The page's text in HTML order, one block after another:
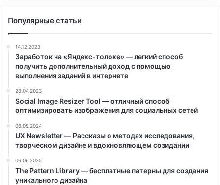
Популярные статьи
14.12.2023
Заработок на «Яндекс-толоке» — легкий способ
получить дополнительный доход с помощью
выполнения заданий в интернете
28.04.2023
Social Image Resizer Tool — отличный способ
оптимизировать изображения для социальных сетей
06.09.2024
UX Newsletter — Рассказы о методах исследования,
творческом дизайне и вдохновляющем созидании
06.06.2025
The Pattern Library — бесплатные патерны для создания
уникального дизайна